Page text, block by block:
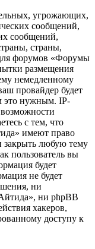
угрожающих,
сообщений,
сообщений,
страны,
для форумов «Форумы
размещения
немедленному
провайдер будет
это нужным. IP-
с тем, что
имеют право
закрыть любую тему
пользователь вы
будет
не будет
ни
ни phpBB
хакеров,
доступу к